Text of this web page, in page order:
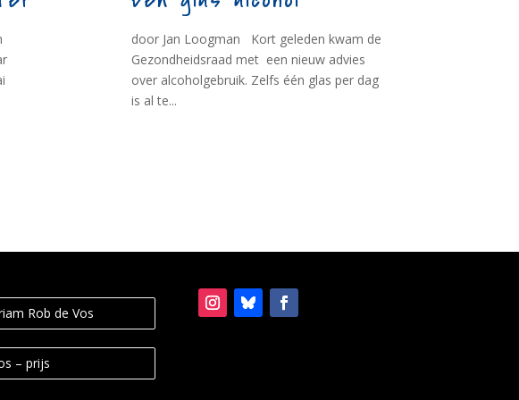
door Jan Loogman Kort geleden kwam de
Gezondheidsraad met een nieuw advies
over alcoholgebruik. Zelfs één glas per dag
is al te...
Rob de Vos
– prijs